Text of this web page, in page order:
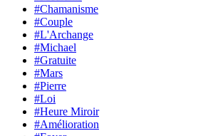
#Chamanisme
#Couple
#L'Archange
#Michael
#Gratuite
#Mars
#Pierre
#Loi
#Heure Miroir
#Amélioration